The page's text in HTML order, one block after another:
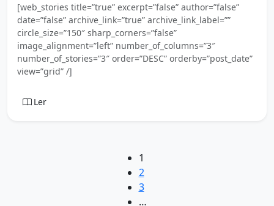
[web_stories title=”true” excerpt=”false” author=”false”
date=”false” archive_link=”true” archive_link_label=””
circle_size=”150″ sharp_corners=”false”
image_alignment=”left” number_of_columns=”3″
number_of_stories=”3″ order=”DESC” orderby=”post_date”
view=”grid” /]
Ler
1
2
3
…